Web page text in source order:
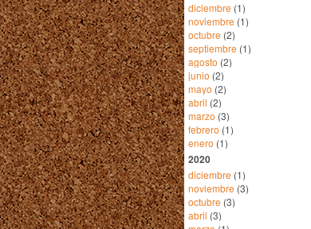
diciembre (1)
noviembre (1)
octubre (2)
septiembre (1)
agosto (2)
junio (2)
mayo (2)
abril (2)
marzo (3)
febrero (1)
enero (1)
2020
diciembre (1)
noviembre (3)
octubre (3)
abril (3)